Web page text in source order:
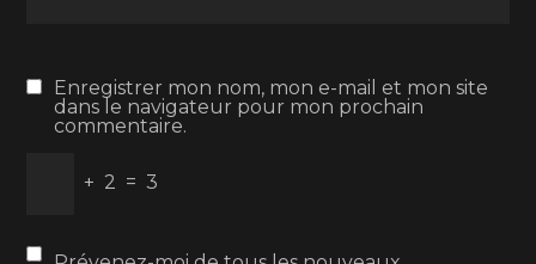
Enregistrer mon nom, mon e-mail et mon site
dans le navigateur pour mon prochain
commentaire.
+ 2 = 3